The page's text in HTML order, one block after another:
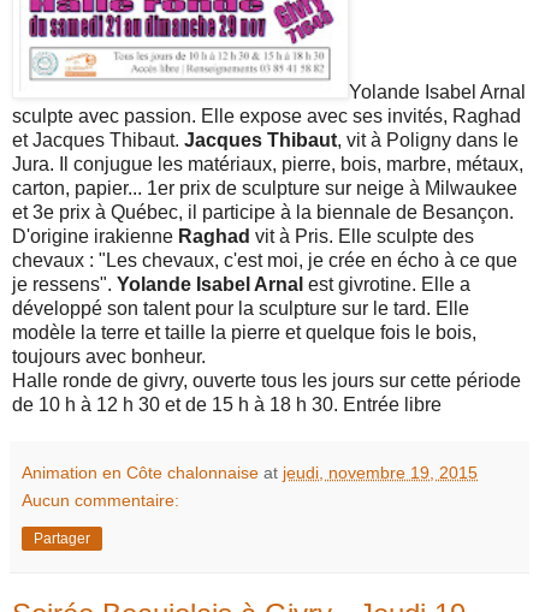
Yolande Isabel Arnal
sculpte avec passion. Elle expose avec ses invités, Raghad
et Jacques Thibaut. Jacques Thibaut, vit à Poligny dans le
Jura. Il conjugue les matériaux, pierre, bois, marbre, métaux,
carton, papier... 1er prix de sculpture sur neige à Milwaukee
et 3e prix à Québec, il participe à la biennale de Besançon.
D'origine irakienne Raghad vit à Pris. Elle sculpte des
chevaux : "Les chevaux, c'est moi, je crée en écho à ce que
je ressens". Yolande Isabel Arnal est givrotine. Elle a
développé son talent pour la sculpture sur le tard. Elle
modèle la terre et taille la pierre et quelque fois le bois,
toujours avec bonheur.
Halle ronde de givry, ouverte tous les jours sur cette période
de 10 h à 12 h 30 et de 15 h à 18 h 30. Entrée libre
Animation en Côte chalonnaise at jeudi, novembre 19, 2015
Aucun commentaire:
Partager